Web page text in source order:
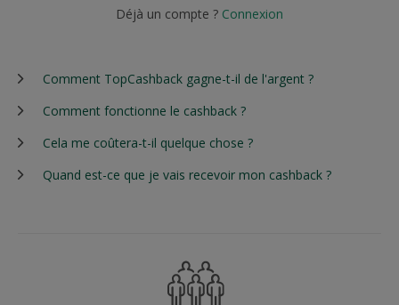
Déjà un compte ? Connexion
Comment TopCashback gagne-t-il de l'argent ?
Comment fonctionne le cashback ?
Cela me coûtera-t-il quelque chose ?
Quand est-ce que je vais recevoir mon cashback ?